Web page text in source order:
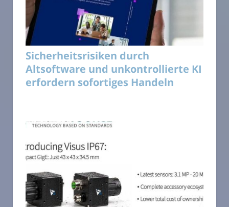
Sicherheitsrisiken durch
Altsoftware und unkontrollierte KI
erfordern sofortiges Handeln